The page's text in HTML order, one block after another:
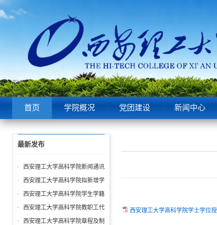
首页 学院概况 党团建设 新闻中心
西安理工大学高科学院学士学位
最新发布
西安理工大学高科学院新闻通讯
员、舆情信息员、网络评论员管
理办法（修订稿）
西安理工大学高科学院拟新增学
位授权学科或专业学位授权点的
申报及论证材料
西安理工大学高科学院学生学籍
管理规定
西安理工大学高科学院教职工代
表大会实施办法
西安理工大学高科学院章程及制